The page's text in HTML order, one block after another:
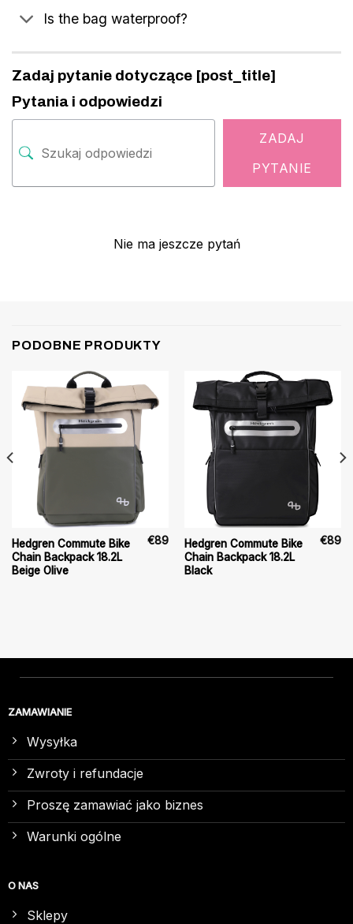
Is the bag waterproof?
Zadaj pytanie dotyczące [post_title]
Pytania i odpowiedzi
ZADAJ
PYTANIE
Nie ma jeszcze pytań
PODOBNE PRODUKTY
Hedgren Commute Bike
Chain Backpack 18.2L
Beige Olive
€89
Hedgren Commute Bike
Chain Backpack 18.2L
Black
€89
ZAMAWIANIE
Wysyłka
Zwroty i refundacje
Proszę zamawiać jako biznes
Warunki ogólne
O NAS
Sklepy